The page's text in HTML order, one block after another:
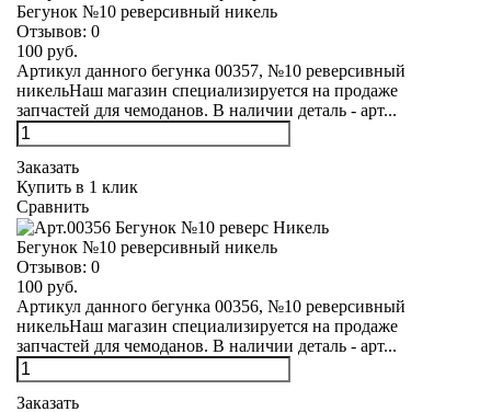
Бегунок №10 реверсивный никель
Отзывов: 0
100 руб.
Артикул данного бегунка 00357, №10 реверсивный
никельНаш магазин специализируется на продаже
запчастей для чемоданов. В наличии деталь - арт...
Заказать
Купить в 1 клик
Сравнить
Бегунок №10 реверсивный никель
Отзывов: 0
100 руб.
Артикул данного бегунка 00356, №10 реверсивный
никельНаш магазин специализируется на продаже
запчастей для чемоданов. В наличии деталь - арт...
Заказать